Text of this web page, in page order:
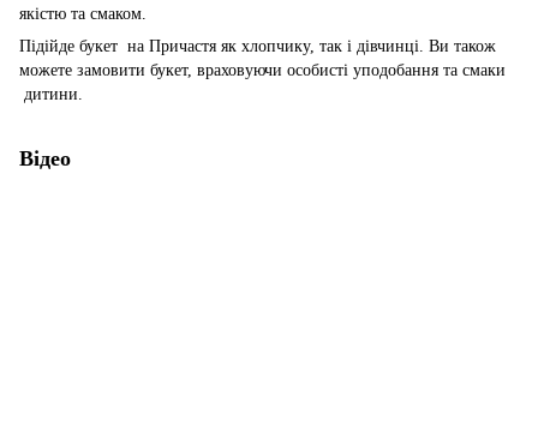
якістю та смаком.
Підійде букет на Причастя як хлопчику, так і дівчинці. Ви також
можете замовити букет, враховуючи особисті уподобання та смаки
дитини.
Відео